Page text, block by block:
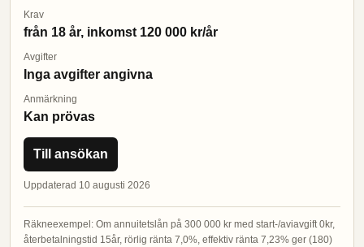
Krav
från 18 år, inkomst 120 000 kr/år
Avgifter
Inga avgifter angivna
Anmärkning
Kan prövas
Till ansökan
Uppdaterad 10 augusti 2026
Räkneexempel: Om annuitetslån på 300 000 kr med start-/aviavgift 0kr,
återbetalningstid 15år, rörlig ränta 7,0%, effektiv ränta 7,23% ger (180)